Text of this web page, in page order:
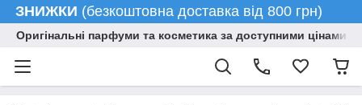
ЗНИЖКИ (безкоштовна доставка від 800 грн)
Оригінальні парфуми та косметика за доступними цінами